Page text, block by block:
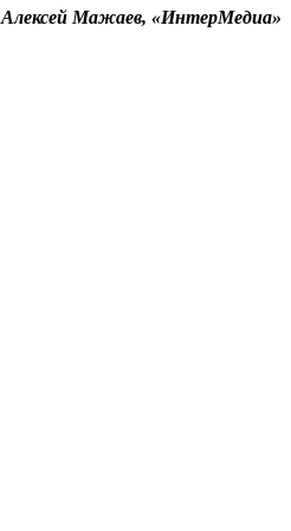
Алексей Мажаев, «ИнтерМедиа»